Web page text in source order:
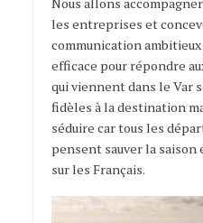
les entreprises et
communication
efficace pour répondre
qui viennent dans le Var
fidèles à la destination
séduire car tous les
pensent sauver la
sur les Français.